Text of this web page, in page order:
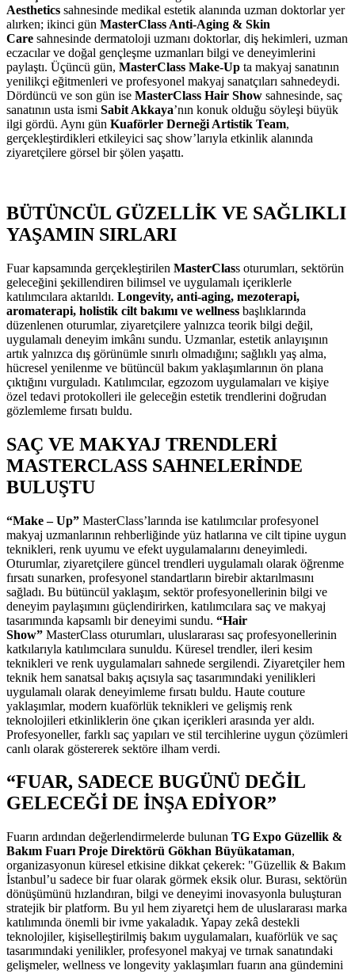
Aesthetics sahnesinde medikal estetik alanında uzman doktorlar yer
alırken; ikinci gün MasterClass Anti-Aging & Skin
Care sahnesinde dermatoloji uzmanı doktorlar, diş hekimleri, uzman
eczacılar ve doğal gençleşme uzmanları bilgi ve deneyimlerini
paylaştı. Üçüncü gün, MasterClass Make-Up ta makyaj sanatının
yenilikçi eğitmenleri ve profesyonel makyaj sanatçıları sahnedeydi.
Dördüncü ve son gün ise MasterClass Hair Show sahnesinde, saç
sanatının usta ismi Sabit Akkaya’nın konuk olduğu söyleşi büyük
ilgi gördü. Aynı gün Kuaförler Derneği Artistik Team,
gerçekleştirdikleri etkileyici saç show’larıyla etkinlik alanında
ziyaretçilere görsel bir şölen yaşattı.
BÜTÜNCÜL GÜZELLİK VE SAĞLIKLI
YAŞAMIN SIRLARI
Fuar kapsamında gerçekleştirilen MasterClass oturumları, sektörün
geleceğini şekillendiren bilimsel ve uygulamalı içeriklerle
katılımcılara aktarıldı. Longevity, anti-aging, mezoterapi,
aromaterapi, holistik cilt bakımı ve wellness başlıklarında
düzenlenen oturumlar, ziyaretçilere yalnızca teorik bilgi değil,
uygulamalı deneyim imkânı sundu. Uzmanlar, estetik anlayışının
artık yalnızca dış görünümle sınırlı olmadığını; sağlıklı yaş alma,
hücresel yenilenme ve bütüncül bakım yaklaşımlarının ön plana
çıktığını vurguladı. Katılımcılar, egzozom uygulamaları ve kişiye
özel tedavi protokolleri ile geleceğin estetik trendlerini doğrudan
gözlemleme fırsatı buldu.
SAÇ VE MAKYAJ TRENDLERİ
MASTERCLASS SAHNELERİNDE
BULUŞTU
“Make – Up” MasterClass’larında ise katılımcılar profesyonel
makyaj uzmanlarının rehberliğinde yüz hatlarına ve cilt tipine uygun
teknikleri, renk uyumu ve efekt uygulamalarını deneyimledi.
Oturumlar, ziyaretçilere güncel trendleri uygulamalı olarak öğrenme
fırsatı sunarken, profesyonel standartların birebir aktarılmasını
sağladı. Bu bütüncül yaklaşım, sektör profesyonellerinin bilgi ve
deneyim paylaşımını güçlendirirken, katılımcılara saç ve makyaj
tasarımında kapsamlı bir deneyimi sundu. “Hair
Show” MasterClass oturumları, uluslararası saç profesyonellerinin
katkılarıyla katılımcılara sunuldu. Küresel trendler, ileri kesim
teknikleri ve renk uygulamaları sahnede sergilendi. Ziyaretçiler hem
teknik hem sanatsal bakış açısıyla saç tasarımındaki yenilikleri
uygulamalı olarak deneyimleme fırsatı buldu. Haute couture
yaklaşımlar, modern kuaförlük teknikleri ve gelişmiş renk
teknolojileri etkinliklerin öne çıkan içerikleri arasında yer aldı.
Profesyoneller, farklı saç yapıları ve stil tercihlerine uygun çözümleri
canlı olarak göstererek sektöre ilham verdi.
“FUAR, SADECE BUGÜNÜ DEĞİL
GELECEĞİ DE İNŞA EDİYOR”
Fuarın ardından değerlendirmelerde bulunan TG Expo Güzellik &
Bakım Fuarı Proje Direktörü Gökhan Büyükataman,
organizasyonun küresel etkisine dikkat çekerek: "Güzellik & Bakım
İstanbul’u sadece bir fuar olarak görmek eksik olur. Burası, sektörün
dönüşümünü hızlandıran, bilgi ve deneyimi inovasyonla buluşturan
stratejik bir platform. Bu yıl hem ziyaretçi hem de uluslararası marka
katılımında önemli bir ivme yakaladık. Yapay zekâ destekli
teknolojiler, kişiselleştirilmiş bakım uygulamaları, kuaförlük ve saç
tasarımındaki yenilikler, profesyonel makyaj ve tırnak sanatındaki
gelişmeler, wellness ve longevity yaklaşımları fuarın ana gündemini